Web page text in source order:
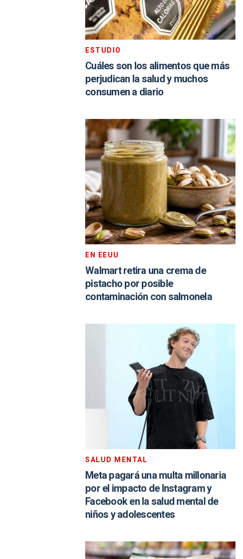
ESTUDIO
Cuáles son los alimentos que más
perjudican la salud y muchos
consumen a diario
EN EEUU
Walmart retira una crema de
pistacho por posible
contaminación con salmonela
SALUD MENTAL
Meta pagará una multa millonaria
por el impacto de Instagram y
Facebook en la salud mental de
niños y adolescentes